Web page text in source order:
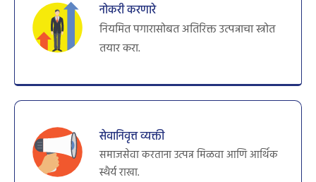
नोकरी करणारे
नियमित पगारासोबत अतिरिक्त उत्पन्नाचा स्त्रोत
तयार करा.
सेवानिवृत्त व्यक्ती
समाजसेवा करताना उत्पन्न मिळवा आणि आर्थिक
स्थैर्य राखा.